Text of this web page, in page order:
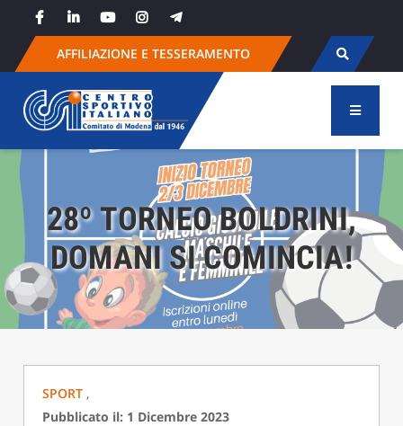
content
AFFILIAZIONE E TESSERAMENTO
28º TORNEO BOLDRINI,
DOMANI SI COMINCIA!
SPORT ,
Pubblicato il: 1 Dicembre 2023